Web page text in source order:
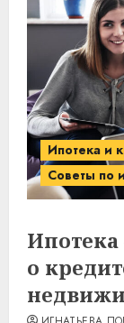
Ипотека и
Советы по
Ипотека
о